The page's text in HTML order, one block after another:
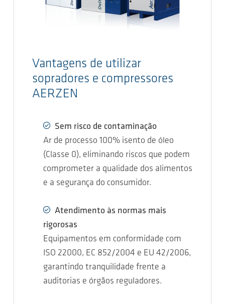
Vantagens de utilizar
sopradores e compressores
AERZEN
Sem risco de contaminação
Ar de processo 100% isento de óleo
(Classe 0), eliminando riscos que podem
comprometer a qualidade dos alimentos
e a segurança do consumidor.
Atendimento às normas mais
rigorosas
Equipamentos em conformidade com
ISO 22000, EC 852/2004 e EU 42/2006,
garantindo tranquilidade frente a
auditorias e órgãos reguladores.